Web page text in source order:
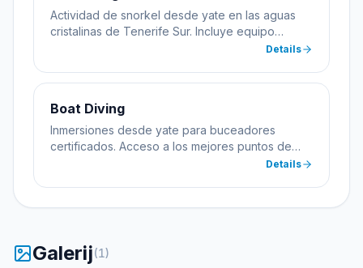
Actividad de snorkel desde yate en las aguas
cristalinas de Tenerife Sur. Incluye equipo
completo y guía. Apto para toda la familia desde
Details
Boat Diving
Inmersiones desde yate para buceadores
certificados. Acceso a los mejores puntos de
Details
Galerij(1)